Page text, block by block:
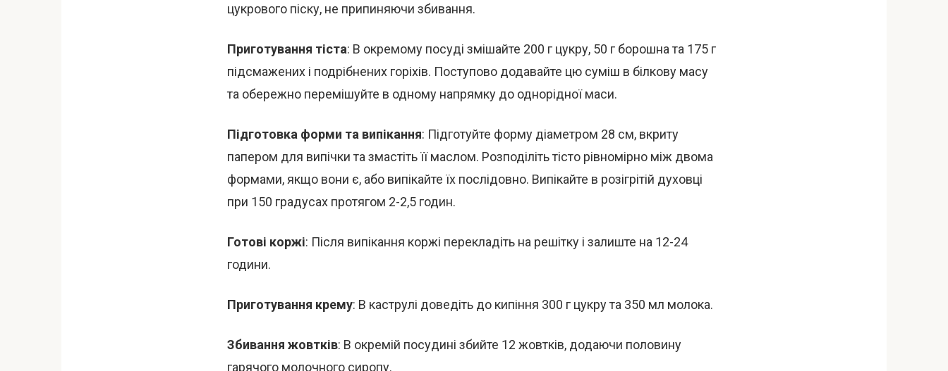
цукрового піску, не припиняючи збивання.
Приготування тіста: В окремому посуді змішайте 200 г цукру, 50 г борошна та 175 г
підсмажених і подрібнених горіхів. Поступово додавайте цю суміш в білкову масу
та обережно перемішуйте в одному напрямку до однорідної маси.
Підготовка форми та випікання: Підготуйте форму діаметром 28 см, вкриту
папером для випічки та змастіть її маслом. Розподіліть тісто рівномірно між двома
формами, якщо вони є, або випікайте їх послідовно. Випікайте в розігрітій духовці
при 150 градусах протягом 2-2,5 годин.
Готові коржі: Після випікання коржі перекладіть на решітку і залиште на 12-24
години.
Приготування крему: В каструлі доведіть до кипіння 300 г цукру та 350 мл молока.
Збивання жовтків: В окремій посудині збийте 12 жовтків, додаючи половину
гарячого молочного сиропу.